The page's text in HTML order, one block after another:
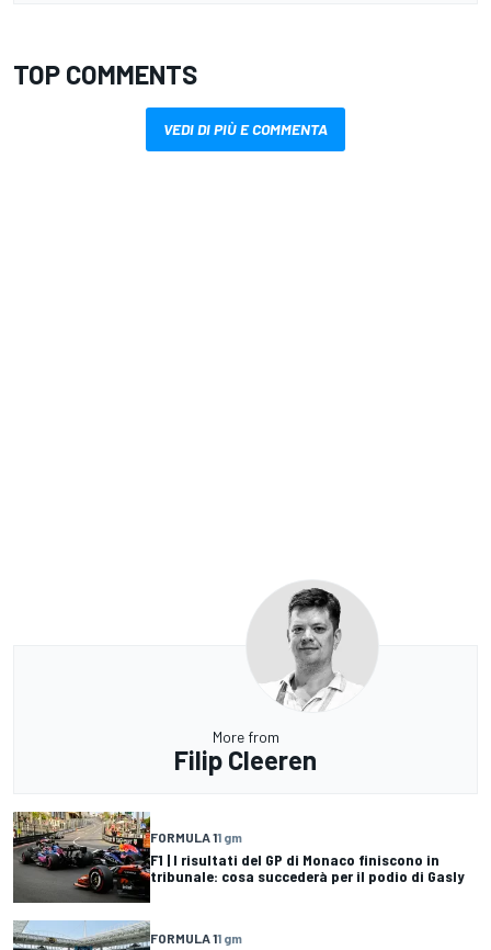
TOP COMMENTS
VEDI DI PIÙ E COMMENTA
More from
Filip Cleeren
FORMULA 11 gm
F1 | I risultati del GP di Monaco finiscono in
tribunale: cosa succederà per il podio di Gasly
FORMULA 11 gm